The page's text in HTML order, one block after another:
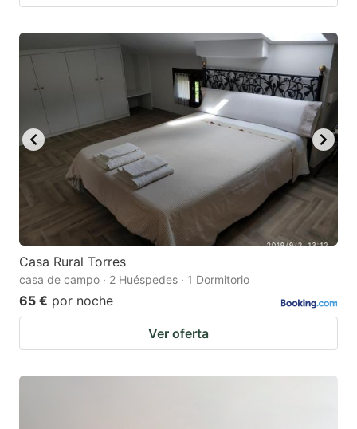
Casa Rural Torres
casa de campo · 2 Huéspedes · 1 Dormitorio
65 € por noche
Ver oferta